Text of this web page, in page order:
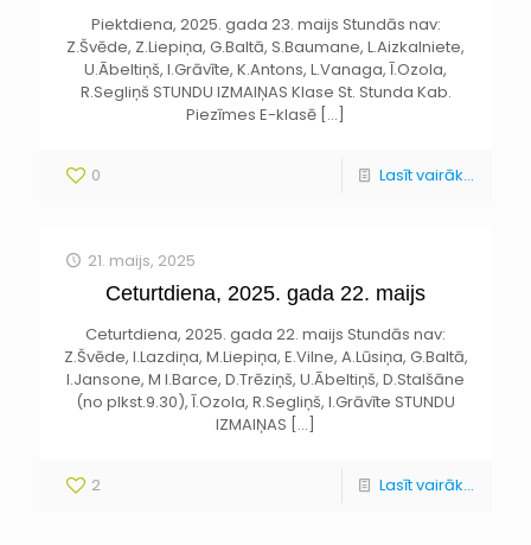
Piektdiena, 2025. gada 23. maijs Stundās nav:
Z.Švēde, Z.Liepiņa, G.Baltā, S.Baumane, L.Aizkalniete,
U.Ābeltiņš, I.Grāvīte, K.Antons, L.Vanaga, Ī.Ozola,
R.Segliņš STUNDU IZMAIŅAS Klase St. Stunda Kab.
Piezīmes E-klasē […]
0 Lasīt vairāk...
21. maijs, 2025
Ceturtdiena, 2025. gada 22. maijs
Ceturtdiena, 2025. gada 22. maijs Stundās nav:
Z.Švēde, I.Lazdiņa, M.Liepiņa, E.Vilne, A.Lūsiņa, G.Baltā,
I.Jansone, M I.Barce, D.Trēziņš, U.Ābeltiņš, D.Stalšāne
(no plkst.9.30), Ī.Ozola, R.Segliņš, I.Grāvīte STUNDU
IZMAIŅAS […]
2 Lasīt vairāk...